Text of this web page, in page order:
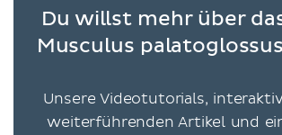
Du willst mehr über
Musculus
Unsere Videotutorials,
weiterführenden Artikel und